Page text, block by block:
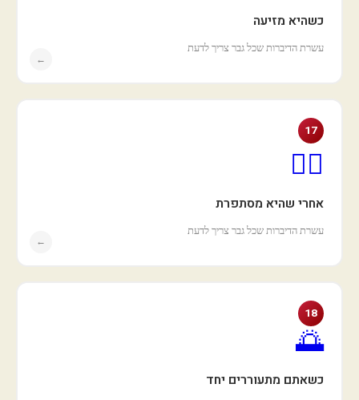
כשהיא מזיעה
עשרת הדיברות שכל גבר צריך לדעת
←
17
💇‍♀️
אחרי שהיא מסתפרת
עשרת הדיברות שכל גבר צריך לדעת
←
18
🌅
כשאתם מתעוררים יחד